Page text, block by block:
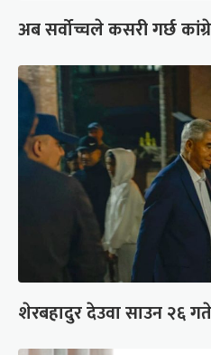
अब सर्वोच्चले कसरी गर्छ
शेरबहादुर देउवा साउन २६